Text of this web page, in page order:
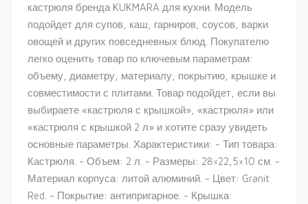
кастрюля бренда KUKMARA для кухни. Модель
подойдет для супов, каш, гарниров, соусов, варки
овощей и других повседневных блюд. Покупателю
легко оценить товар по ключевым параметрам:
объему, диаметру, материалу, покрытию, крышке и
совместимости с плитами. Товар подойдет, если вы
выбираете «кастрюля с крышкой», «кастрюля» или
«кастрюля с крышкой 2 л» и хотите сразу увидеть
основные параметры. Характеристики: - Тип товара:
Кастрюля. - Объем: 2 л. - Размеры: 28×22,5×10 см. -
Материал корпуса: литой алюминий. - Цвет: Granit
Red. - Покрытие: антипригарное. - Крышка: